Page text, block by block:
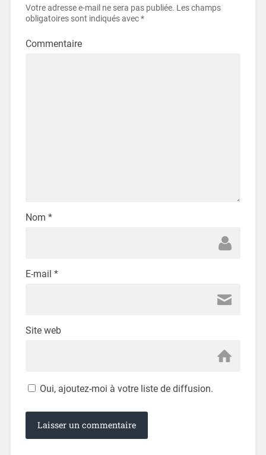
Votre adresse e-mail ne sera pas publiée. Les champs
obligatoires sont indiqués avec*
Commentaire
Nom *
E-mail *
Site web
Oui, ajoutez-moi à votre liste de diffusion.